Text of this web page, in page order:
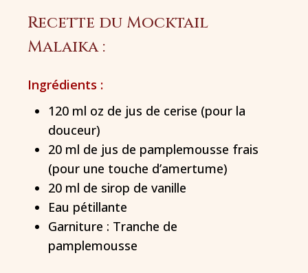
Recette du Mocktail
Malaika :
Ingrédients :
120 ml oz de jus de cerise (pour la
douceur)
20 ml de jus de pamplemousse frais
(pour une touche d’amertume)
20 ml de sirop de vanille
Eau pétillante
Garniture : Tranche de
pamplemousse